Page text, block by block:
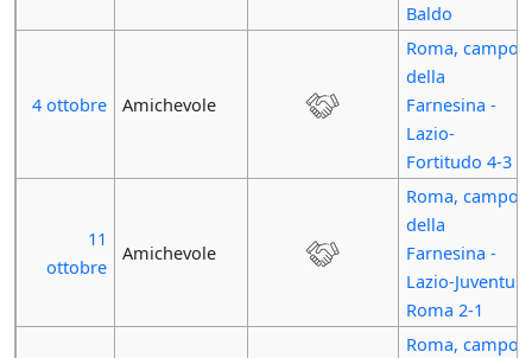
Baldo
4 ottobre Amichevole
Roma, campo
della
Farnesina -
Lazio-
Fortitudo 4-3
11
ottobre
Amichevole
Roma, campo
della
Farnesina -
Lazio-Juventus
Roma 2-1
Roma, campo